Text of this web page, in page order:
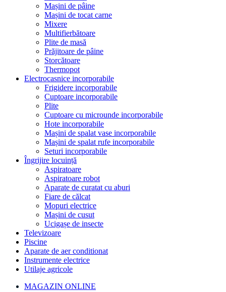
Mașini de pâine
Mașini de tocat carne
Mixere
Multifierbătoare
Plite de masă
Prăjitoare de pâine
Storcătoare
Thermopot
Electrocasnice incorporabile
Frigidere incorporabile
Cuptoare incorporabile
Plite
Cuptoare cu microunde incorporabile
Hote incorporabile
Mașini de spalat vase incorporabile
Mașini de spalat rufe incorporabile
Seturi incorporabile
Îngrijire locuință
Aspiratoare
Aspiratoare robot
Aparate de curatat cu aburi
Fiare de călcat
Mopuri electrice
Mașini de cusut
Ucigașe de insecte
Televizoare
Piscine
Aparate de aer conditionat
Instrumente electrice
Utilaje agricole
MAGAZIN ONLINE